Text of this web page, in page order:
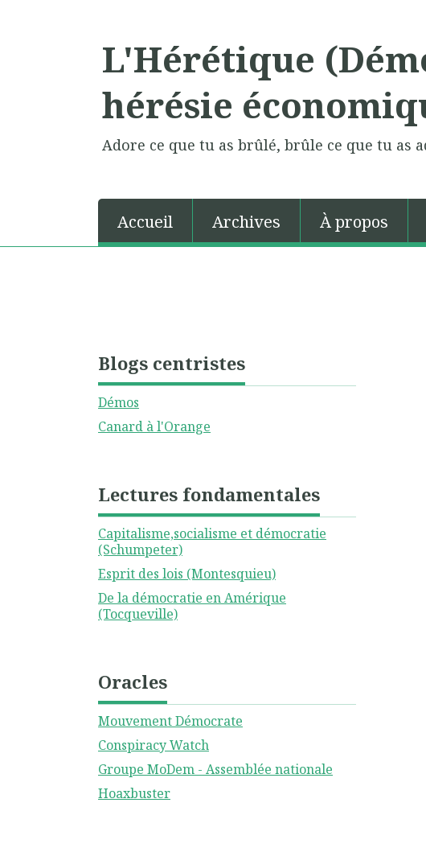
L'Hérétique
hérésie
Adore ce que tu as brûlé, brûle ce que tu as
Accueil Archives À propos
Blogs centristes
Démos
Canard à l'Orange
Lectures fondamentales
Capitalisme,socialisme et démocratie
(Schumpeter)
Esprit des lois (Montesquieu)
De la démocratie en Amérique
(Tocqueville)
Oracles
Mouvement Démocrate
Conspiracy Watch
Groupe MoDem - Assemblée nationale
Hoaxbuster